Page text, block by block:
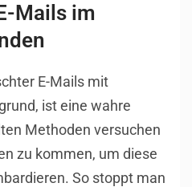
Mails im
E-Mails mit
ist eine wahre
Methoden versuchen
zu kommen, um diese
So stoppt man